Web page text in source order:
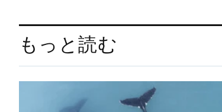
もっと読む